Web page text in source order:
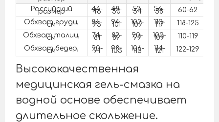
Российский
размер 44-
46 48-
50 52-
54 56-
58 60-62
Обхват груди,
см 86-
93 94-
101 102-
109 110-
117 118-125
Обхват талии,
см 74-
81 82-
89 90-
99 100-
109 110-119
Обхват бедер,
см 90-
91 98-
105 106-
113 114-
121 122-129
Высококачественная
медицинская гель-смазка на
водной основе обеспечивает
длительное скольжение.